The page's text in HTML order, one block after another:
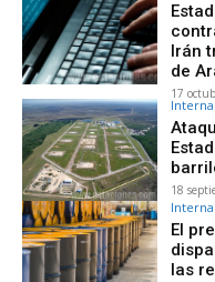
Irán
de
17
18
El
las